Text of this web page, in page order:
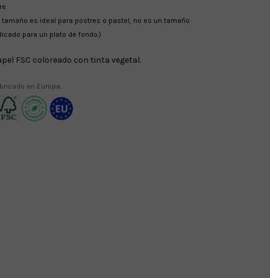
tamaño es ideal para postres o pastel, no es un tamaño
para un plato de fondo.)
FSC coloreado con tinta vegetal.
en Europa.